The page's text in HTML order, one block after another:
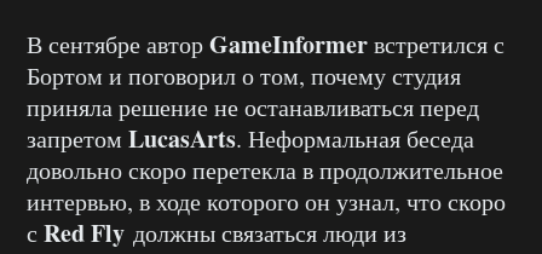
В сентябре авторGameInformerвстретился с
Бортом и поговорил о том, почему студия
приняла решение не останавливаться перед
запретом LucasArts. Неформальная беседа
довольно скоро перетекла в продолжительное
интервью, в ходе которого он узнал, что скоро
с Red Fly должны связаться люди из